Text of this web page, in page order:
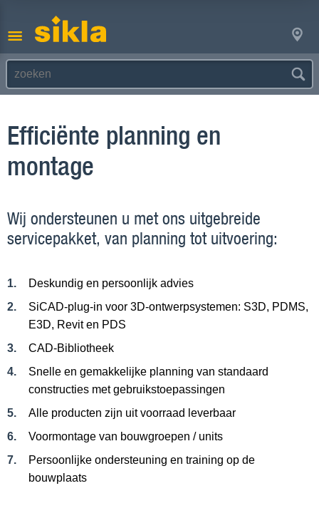
Efficiënte planning en
montage
Wij ondersteunen u met ons uitgebreide
servicepakket, van planning tot uitvoering:
Deskundig en persoonlijk advies
SiCAD-plug-in voor 3D-ontwerpsystemen: S3D, PDMS,
E3D, Revit en PDS
CAD-Bibliotheek
Snelle en gemakkelijke planning van standaard
constructies met gebruikstoepassingen
Alle producten zijn uit voorraad leverbaar
Voormontage van bouwgroepen / units
Persoonlijke ondersteuning en training op de
bouwplaats